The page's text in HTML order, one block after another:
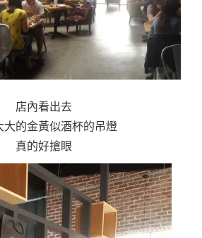
店內看出去
大的金黃似酒杯的吊燈
真的好搶眼